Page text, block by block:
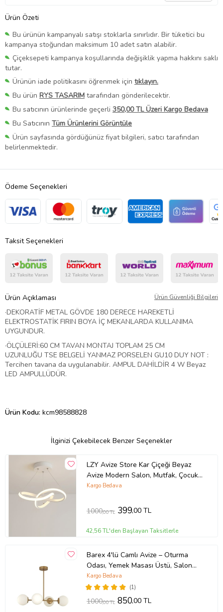
Ürün Özeti
Bu ürünün kampanyalı satışı stoklarla sınırlıdır. Bir tüketici bu
kampanya stoğundan maksimum 10 adet satın alabilir.
Çiçeksepeti kampanya koşullarında değişiklik yapma hakkını saklı
tutar.
Ürünün iade politikasını öğrenmek için tıklayın.
Bu ürün RYS TASARIM tarafından gönderilecektir.
Bu satıcının ürünlerinde geçerli 350,00 TL Üzeri Kargo Bedava
Bu Satıcının Tüm Ürünlerini Görüntüle
Ürün sayfasında gördüğünüz fiyat bilgileri, satıcı tarafından
belirlenmektedir.
Ödeme Seçenekleri
Taksit Seçenekleri
Ürün Açıklaması Ürün Güvenliği Bilgileri
·DEKORATİF METAL GÖVDE 180 DERECE HAREKETLİ
ELEKTROSTATİK FIRIN BOYA İÇ MEKANLARDA KULLANIMA
UYGUNDUR.
·ÖLÇÜLERİ:60 CM TAVAN MONTAJ TOPLAM 25 CM
UZUNLUĞU TSE BELGELİ YANMAZ PORSELEN GU10 DUY NOT :
Tercihen tavana da uygulanabilir. AMPUL DAHİLDİR 4 W Beyaz
LED AMPULLÜDÜR.
Ürün Kodu: kcm98588828
İlginizi Çekebilecek Benzer Seçenekler
LZY Avize Store Kar Çiçeği Beyaz
Avize Modern Salon, Mutfak, Çocuk
Odası ve Antre Aydınlatma (Siyah)
Kargo Bedava
1000,00 TL 399,00 TL
42,56 TL'den Başlayan Taksitlerle
Barex 4'lü Camlı Avize – Oturma
Odası, Yemek Masası Üstü, Salon
Uyumlu Avize (Eskitme Altın)
(1)
Kargo Bedava
1000,00 TL 850,00 TL